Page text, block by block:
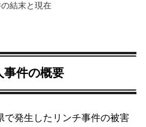
結末と現在
事件の概要
で発生したリンチ事件の被害